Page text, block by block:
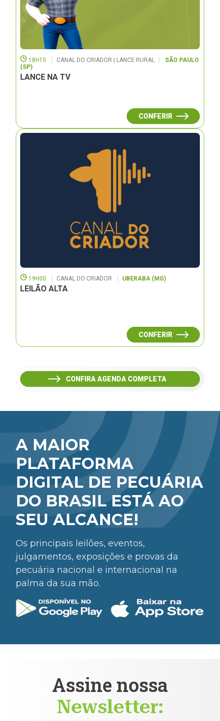
18H15 CANAL DO CRIADOR | LANCE RURAL
SÃO PAULO
(SP)
LANCE NA TV
CONFERIR
19H00 CANAL DO CRIADOR UBERABA (MG)
LEILÃO ALTA
CONFERIR
CONFIRA AGENDA COMPLETA
A MAIOR
PLATAFORMA
DIGITAL DE PECUÁRIA
DO BRASIL ESTÁ AO
SEU ALCANCE!
Os principais leilões, eventos,
julgamentos, exposições e provas da
pecuária nacional e internacional na
palma da sua mão.
Assine nossa
Newsletter: